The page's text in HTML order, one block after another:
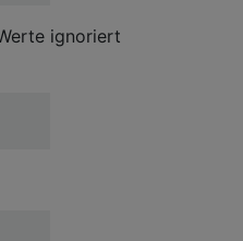
ignoriert